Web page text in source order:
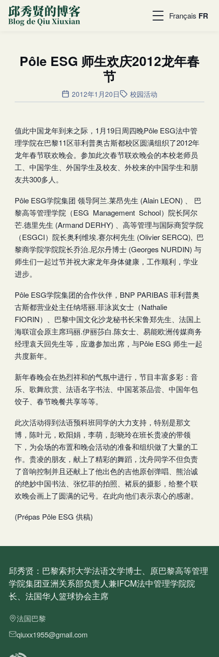
Français FR
Pôle ESG 师生欢庆2012龙年春
节
2012年1月20日 校园活动
值此中国龙年到来之际，1月19日周四晚Pôle ESG法中管
理学院在巴黎11区菲利普奥古斯都校区圆满组织了2012年
龙年春节联欢晚会。参加此次春节联欢晚会的本校老师员
工、中国学生、外国学生及校友、外校来的中国学生和朋
友共300多人。
Pôle ESG学院集团 领导阿兰.莱昂先生 (Alain LEON) 、 巴
黎高等管理学院（ESG Management School）院长阿尔
芒.德里先生 (Armand DERHY) 、高等管理与国际商贸学院
（ESGCI）院长奥利维埃.赛尔柯先生 (Olivier SERCQ), 巴
黎商学院学院院长乔治.尼尔丹博士 (Georges NURDIN) 与
师生们一起过节并祝大家龙年身体健康，工作顺利，学业
进步。
Pôle ESG学院集团的合作伙伴，BNP PARIBAS 菲利普奥
古斯都营业处主任纳塔丽.菲泳岚女士（Nathalie
FIORIN）、巴黎中国文化沙龙秘书长宋鲁郑先生、法国上
海联谊会原主席玛丽.伊丽莎白.陈女士、易能欧洲传媒商务
经理袁天回先生等，应邀参加出席，与Pôle ESG 师生一起
共度新年。
新年春晚会在热烈祥和的气氛中进行，节目丰富多彩：音
乐、歌舞欣赏、法语名字书法、中国茗茶品尝、中国年包
饺子、春节晚餐共享等等。
此次活动得到法语预科班同学的大力支持，特别是那文
博，陈叶元，欧阳娟，李萌，彭晓玲在班长贵凌的带领
下，为会场的布置和晚会活动的准备和组织做了大量的工
作。贵凌的朋友，献上了精彩的舞蹈，沈舟同学不但负责
了音响控制并且还献上了他出色的吉他原创弹唱、熊治诚
的绝妙中国书法、张忆菲的拍照、褚辰的摄影，给整个联
欢晚会画上了圆满的记号。在此向他们表示衷心的感谢。
(Prépas Pôle ESG 供稿)
邱秀贤：巴黎索邦大学法语文学博士、原巴黎高等管理
学院集团亚洲关系部负责人兼IFCM法中管理学院院
长、法国华人篮球协会主席
法国巴黎
qiuxx1955@gmail.com